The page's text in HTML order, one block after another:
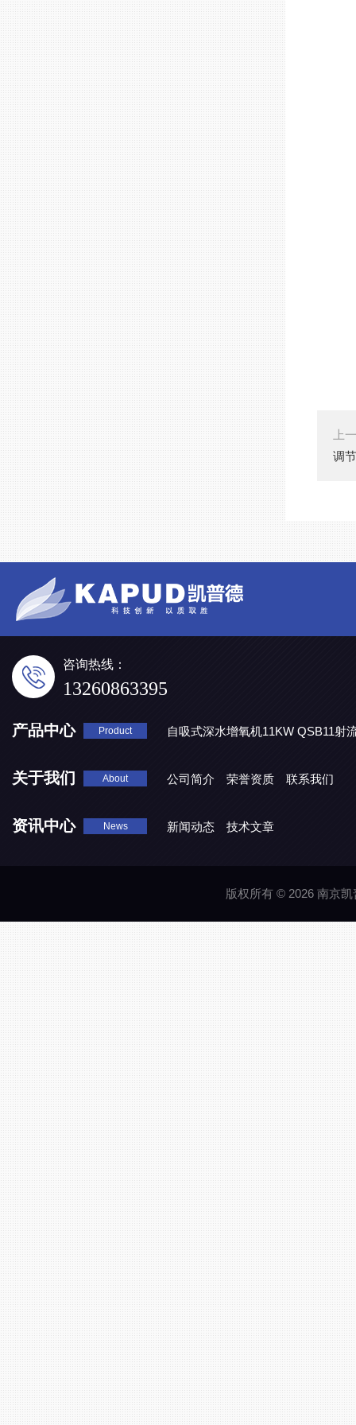
上
调
咨询热线：
13260863395
产品中心 Product
自吸式深水增氧机11KW QSB11射
关于我们 About 公司简介 荣誉资质 联系我们
资讯中心 News 新闻动态 技术文章
版权所有 © 2026 南京